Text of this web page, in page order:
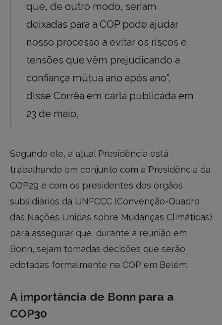
que, de outro modo, seriam
deixadas para a COP pode ajudar
nosso processo a evitar os riscos e
tensões que vêm prejudicando a
confiança mútua ano após ano”,
disse Corrêa em carta publicada em
23 de maio.
Segundo ele, a atual Presidência está
trabalhando em conjunto com a Presidência da
COP29 e com os presidentes dos órgãos
subsidiários da UNFCCC (Convenção-Quadro
das Nações Unidas sobre Mudanças Climáticas)
para assegurar que, durante a reunião em
Bonn, sejam tomadas decisões que serão
adotadas formalmente na COP em Belém.
A importância de Bonn para a
COP30